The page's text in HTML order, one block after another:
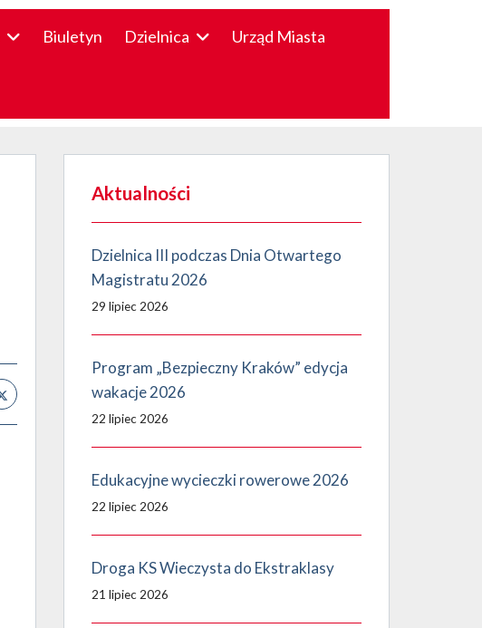
Biuletyn Dzielnica Urząd Miasta
Aktualności
Dzielnica III podczas Dnia Otwartego
Magistratu 2026
29 lipiec 2026
Program „Bezpieczny Kraków” edycja
wakacje 2026
22 lipiec 2026
Edukacyjne wycieczki rowerowe 2026
22 lipiec 2026
Droga KS Wieczysta do Ekstraklasy
21 lipiec 2026